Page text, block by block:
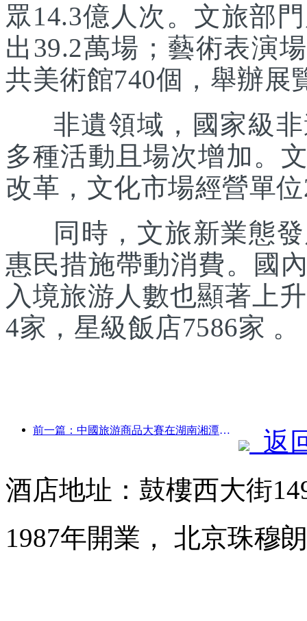
眾14.3億人次。文旅部
出39.2萬場；藝術表演
共美術館740個，舉辦展
非遺領域，國家級非
多種活動且場次增加。
改革，文化市場經營單
同時，文旅新業態發
惠民措施帶動消費。國
入境旅游人數也顯著上
4家，星級飯店7586家 。
前一篇：中國旅游商品大賽在湖南湘潭成功舉辦
返
酒店地址：鼓樓西大街
1987年開業， 北京珠